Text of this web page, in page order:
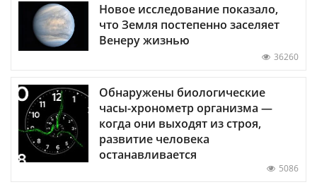
Новое исследование показало,
что Земля постепенно заселяет
Венеру жизнью
36260
Обнаружены биологические
часы-хронометр организма —
когда они выходят из строя,
развитие человека
останавливается
5086